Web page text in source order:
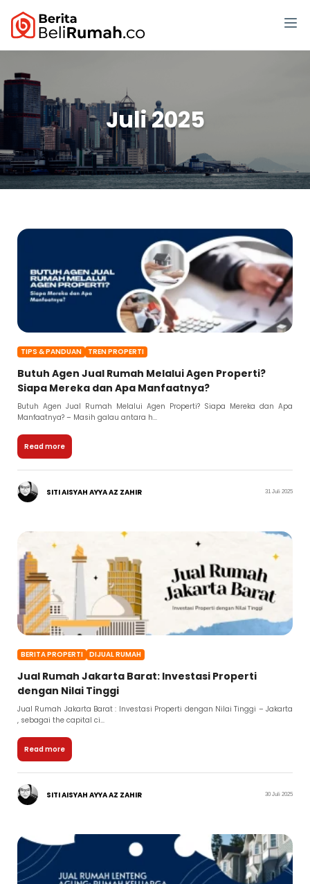
Juli 2025
TIPS & PANDUAN TREN PROPERTI
Butuh Agen Jual Rumah Melalui Agen Properti?
Siapa Mereka dan Apa Manfaatnya?
Butuh Agen Jual Rumah Melalui Agen Properti? Siapa Mereka dan Apa
Manfaatnya? – Masih galau antara h...
Read more
SITI AISYAH AYYA AZ ZAHIR 31 Juli 2025
BERITA PROPERTI DIJUAL RUMAH
Jual Rumah Jakarta Barat: Investasi Properti
dengan Nilai Tinggi
Jual Rumah Jakarta Barat : Investasi Properti dengan Nilai Tinggi – Jakarta
, sebagai the capital ci...
Read more
SITI AISYAH AYYA AZ ZAHIR 30 Juli 2025